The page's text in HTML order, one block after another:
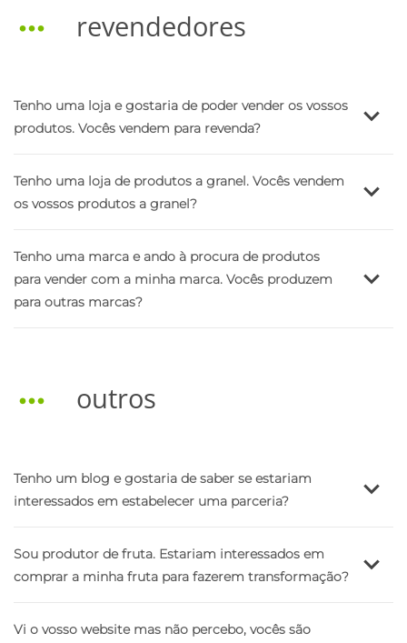
revendedores
Tenho uma loja e gostaria de poder vender os vossos
produtos. Vocês vendem para revenda?
info@saborbio.pt
Tenho uma loja de produtos a granel. Vocês vendem
os vossos produtos a granel?
Tenho uma marca e ando à procura de produtos
para vender com a minha marca. Vocês produzem
para outras marcas?
outros
Tenho um blog e gostaria de saber se estariam
interessados em estabelecer uma parceria?
Sou produtor de fruta. Estariam interessados em
comprar a minha fruta para fazerem transformação?
exclusivamente
Vi o vosso website mas não percebo, vocês são